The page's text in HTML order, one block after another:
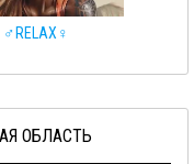
♂️RELAX♀️
ОБЛАСТЬ